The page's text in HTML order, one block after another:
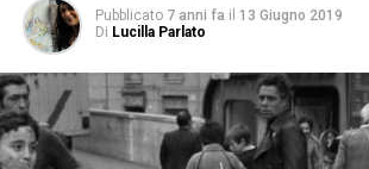
Pubblicato 7 anni fa il 13 Giugno 2019
Di Lucilla Parlato